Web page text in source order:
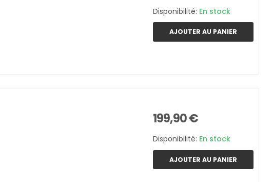
Disponibilité: En stock
AJOUTER AU PANIER
199,90 €
Disponibilité: En stock
AJOUTER AU PANIER